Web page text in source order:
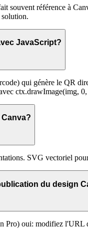
souvent référence à
solution.
JavaScript?
qui génère le QR
ctx.drawImage(img,
SVG vectoriel
du design
Pro) oui: modifiez